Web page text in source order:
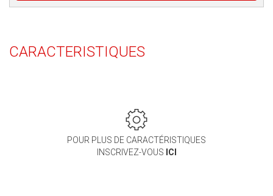
CARACTERISTIQUES
POUR PLUS DE CARACTÉRISTIQUES
INSCRIVEZ-VOUS ICI